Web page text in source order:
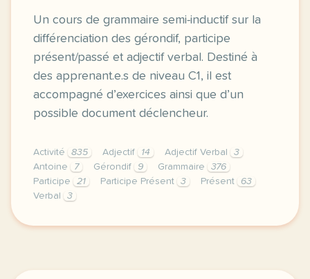
Un cours de grammaire semi-inductif sur la
différenciation des gérondif, participe
présent/passé et adjectif verbal. Destiné à
des apprenant.e.s de niveau C1, il est
accompagné d’exercices ainsi que d’un
possible document déclencheur.
Activité 835 Adjectif 14 Adjectif Verbal
3
Antoine
7 Gérondif 9 Grammaire
376
Participe
21 Participe Présent 3 Présent
63
Verbal
3
bonjour a tous nous camille manon avons